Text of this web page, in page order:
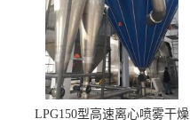
LPG150型高速离心喷雾干燥